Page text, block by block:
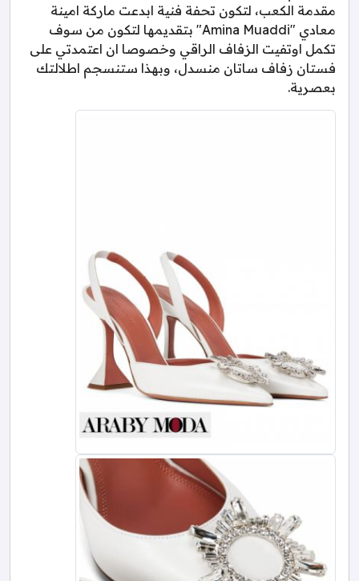
مقدمة الكعب، لتكون تحفة فنية ابدعت ماركة امينة
معادي "Amina Muaddi" بتقديمها لتكون من سوف
تكمل اوتفيت الزفاف الراقي وخصوصا ان اعتمدتي على
فستان زفاف ساتان منسدل، وبهذا ستنسجم اطلالتك
بعصرية.